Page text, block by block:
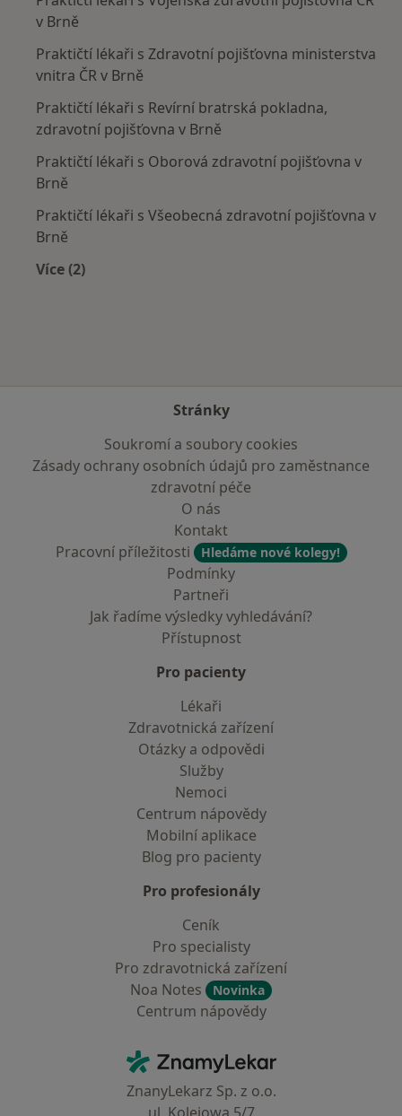
v Brně
Praktičtí lékaři s Zdravotní pojišťovna ministerstva
vnitra ČR v Brně
Praktičtí lékaři s Revírní bratrská pokladna,
zdravotní pojišťovna v Brně
Praktičtí lékaři s Oborová zdravotní pojišťovna v
Brně
Praktičtí lékaři s Všeobecná zdravotní pojišťovna v
Brně
Více (2)
Stránky
Soukromí a soubory cookies
Zásady ochrany osobních údajů pro zaměstnance
zdravotní péče
O nás
Kontakt
Pracovní příležitosti
Hledáme nové kolegy!
Podmínky
Partneři
Jak řadíme výsledky vyhledávání?
Přístupnost
Pro pacienty
Lékaři
Zdravotnická zařízení
Otázky a odpovědi
Služby
Nemoci
Centrum nápovědy
Mobilní aplikace
Blog pro pacienty
Pro profesionály
Ceník
Pro specialisty
Pro zdravotnická zařízení
Noa Notes
Novinka
Centrum nápovědy
ZnamyLekar - Hlavní stránka
ZnanyLekarz Sp. z o.o.